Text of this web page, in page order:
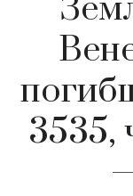
3535,